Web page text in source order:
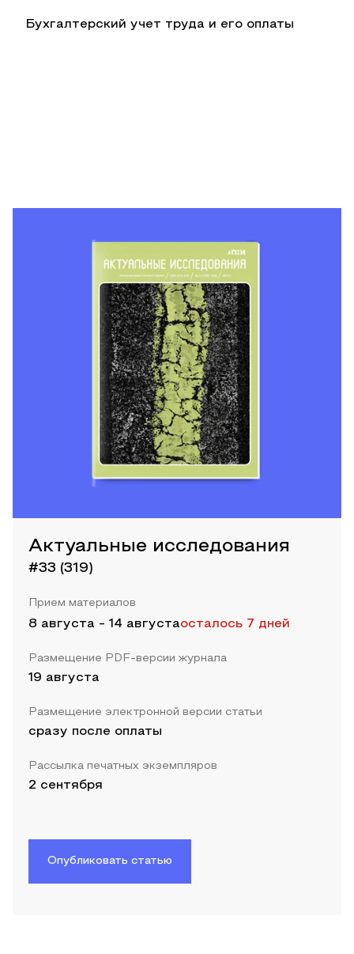
Бухгалтерский учет труда и его оплаты
Актуальные исследования
#33 (319)
Прием материалов
8 августа - 14 августаосталось 7 дней
Размещение PDF-версии журнала
19 августа
Размещение электронной версии статьи
сразу после оплаты
Рассылка печатных экземпляров
2 сентября
Опубликовать статью